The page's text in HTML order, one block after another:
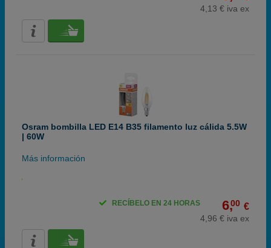
4,13 € iva ex
Osram bombilla LED E14 B35 filamento luz cálida 5.5W
| 60W
Más información
6,00 €
4,96 € iva ex
RECÍBELO EN 24 HORAS